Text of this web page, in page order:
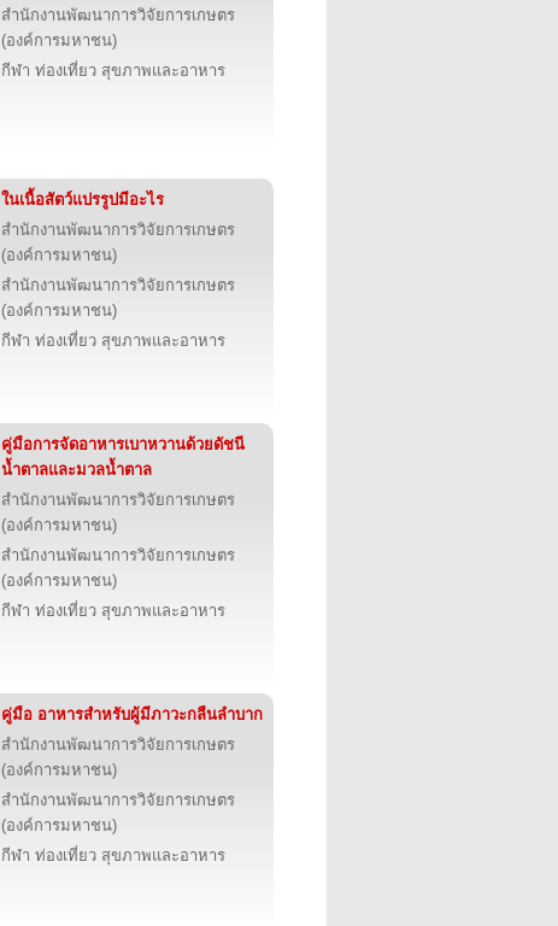
สำนักงานพัฒนาการวิจัยการเกษตร
(องค์การมหาชน)
กีฬา ท่องเที่ยว สุขภาพและอาหาร
ในเนื้อสัตว์แปรรูปมีอะไร
สำนักงานพัฒนาการวิจัยการเกษตร
(องค์การมหาชน)
สำนักงานพัฒนาการวิจัยการเกษตร
(องค์การมหาชน)
กีฬา ท่องเที่ยว สุขภาพและอาหาร
คู่มือการจัดอาหารเบาหวานด้วยดัชนี
น้ำตาลและมวลน้ำตาล
สำนักงานพัฒนาการวิจัยการเกษตร
(องค์การมหาชน)
สำนักงานพัฒนาการวิจัยการเกษตร
(องค์การมหาชน)
กีฬา ท่องเที่ยว สุขภาพและอาหาร
คู่มือ อาหารสำหรับผู้มีภาวะกลืนลำบาก
สำนักงานพัฒนาการวิจัยการเกษตร
(องค์การมหาชน)
สำนักงานพัฒนาการวิจัยการเกษตร
(องค์การมหาชน)
กีฬา ท่องเที่ยว สุขภาพและอาหาร